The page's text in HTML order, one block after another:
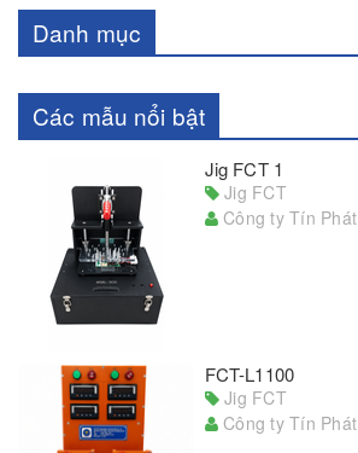
Danh mục
Các mẫu nổi bật
Jig FCT 1
Jig FCT
Công ty Tín Phát
FCT-L1100
Jig FCT
Công ty Tín Phát